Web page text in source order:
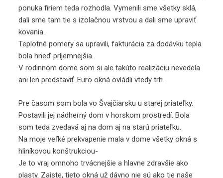
ponuka firiem teda rozhodla. Vymenili sme všetky sklá,
dali sme tam tie s izolačnou vrstvou a dali sme upraviť
kovania.
Teplotné pomery sa upravili, fakturácia za dodávku tepla
bola hneď príjemnejšia.
V rodinnom dome som si ale takúto realizáciu nevedela
ani len predstaviť. Euro okná ovládli vtedy trh.
Pre časom som bola vo Švajčiarsku u starej priateľky.
Postavili jej nádherný dom v horskom prostredí. Bola
som teda zvedavá aj na dom aj na starú priateľku.
Na moje veľké prekvapenie mala v dome všetky okná s
hliníkovou konštrukciou-
Je to vraj omnoho trvácnejšie a hlavne zdravšie ako
plasty. Zaiste, tieto okná už dávno nie sú ako tie naše